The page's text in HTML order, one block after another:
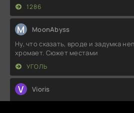
1286
M MoonAbyss
Ну, что сказать, вроде и задумка
хромает. Сюжет местами
УГОЛЬ
V Vioris
Как же мне понравилась эта